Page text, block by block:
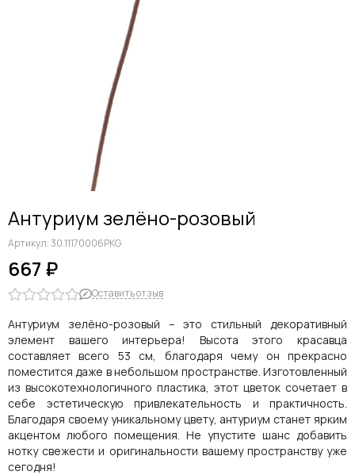
Ранункулюсы
Гладиолусы
Другие цветы
Космеи, ромашки
Антуриум зелёно-розовый
Артикул:30.11170006PKG
667 ₽
Оставить отзыв
Антуриум зелёно-розовый – это стильный декоративный
элемент вашего интерьера! Высота этого красавца
составляет всего 53 см, благодаря чему он прекрасно
поместится даже в небольшом пространстве. Изготовленный
из высокотехнологичного пластика, этот цветок сочетает в
себе эстетическую привлекательность и практичность.
Благодаря своему уникальному цвету, антуриум станет ярким
акцентом любого помещения. Не упустите шанс добавить
нотку свежести и оригинальности вашему пространству уже
сегодня!